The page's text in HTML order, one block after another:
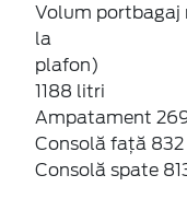
Volum portbagaj
la
plafon)
1188 litri
Ampatament
Consolă față
Consolă spate